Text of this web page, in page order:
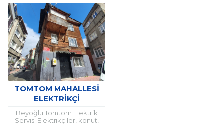
TOMTOM MAHALLESI
ELEKTRIKÇI
Beyoğlu Tomtom Elektrik
Servisi Elektrikçiler, konut,